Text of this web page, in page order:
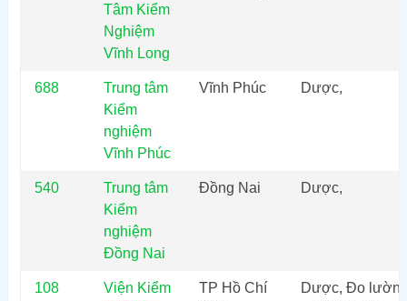
Tâm Kiểm
Nghiệm
Vĩnh Long
688
Trung tâm
Kiểm
nghiệm
Vĩnh Phúc
Vĩnh Phúc Dược,
540
Trung tâm
Kiểm
nghiệm
Đồng Nai
Đồng Nai Dược,
108
Viện Kiểm
TP Hồ Chí
Dược, Đo